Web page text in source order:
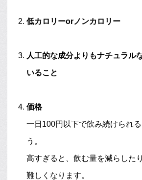
低カロリーorノンカロリー
人工的な成分よりもナチュラル
いること
価格
一日100円以下で飲み続けられ
う。
高すぎると、飲む量を減らした
難しくなります。